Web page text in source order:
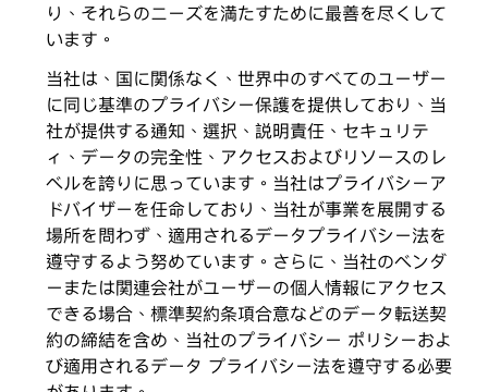
り、それらのニーズを満たすために最善を尽くして
います。
当社は、国に関係なく、世界中のすべてのユーザー
に同じ基準のプライバシー保護を提供しており、当
社が提供する通知、選択、説明責任、セキュリテ
ィ、データの完全性、アクセスおよびリソースのレ
ベルを誇りに思っています。当社はプライバシーア
ドバイザーを任命しており、当社が事業を展開する
場所を問わず、適用されるデータプライバシー法を
遵守するよう努めています。さらに、当社のベンダ
ーまたは関連会社がユーザーの個人情報にアクセス
できる場合、標準契約条項合意などのデータ転送契
約の締結を含め、当社のプライバシー ポリシーおよ
び適用されるデータ プライバシー法を遵守する必要